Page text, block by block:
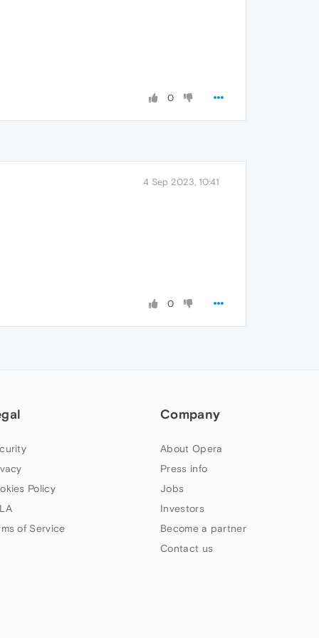
0
4 Sep 2023, 10:41
0
Policy
of Service
Company
About Opera
Press info
Jobs
Investors
Become a partner
Contact us